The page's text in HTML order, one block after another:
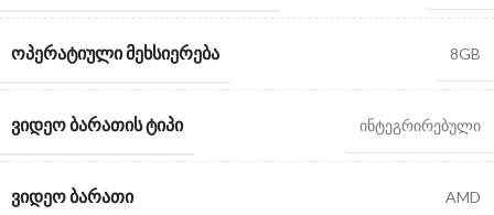
ᲝᲞᲔᲠᲐᲢᲘᲣᲚᲘ ᲛᲔᲮᲡᲘᲔᲠᲔᲑᲐ 8GB
ᲕᲘᲓᲔᲝ ᲑᲐᲠᲐᲗᲘᲡ ᲢᲘᲞᲘ ინტეგრირებული
ᲕᲘᲓᲔᲝ ᲑᲐᲠᲐᲗᲘ AMD